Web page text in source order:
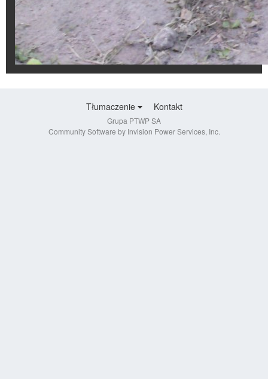
Tłumaczenie Kontakt
Grupa PTWP SA
Community Software by Invision Power Services, Inc.